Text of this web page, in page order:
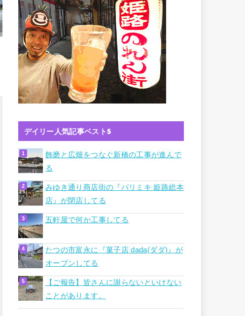
デイリー人気記事ベスト5
飾磨と広畑をつなぐ新橋の工事が進んで
る
みゆき通り商店街の『パリミキ 姫路総本
店』が閉店してる
五軒屋で何か工事してる
たつの市富永に『菓子店 dada(ダダ)』が
オープンしてる
【ご報告】皆さんに謝らないといけない
ことがあります。